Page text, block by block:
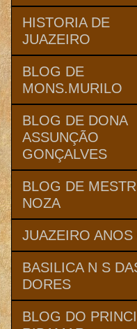
HISTORIA DE
JUAZEIRO
BLOG DE
MONS.MURILO
BLOG DE DONA
ASSUNÇÃO
GONÇALVES
BLOG DE
NOZA
JUAZEIRO ANOS
BASILICA N S
DORES
BLOG DO